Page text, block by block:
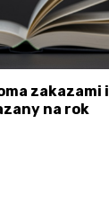
zakazami i
na rok